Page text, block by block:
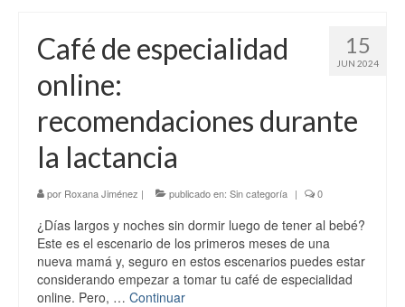
15
JUN 2024
Café de especialidad
online:
recomendaciones durante
la lactancia
por Roxana Jiménez | publicado en: Sin categoría | 0
¿Días largos y noches sin dormir luego de tener al bebé?
Este es el escenario de los primeros meses de una
nueva mamá y, seguro en estos escenarios puedes estar
considerando empezar a tomar tu café de especialidad
online. Pero, … Continuar